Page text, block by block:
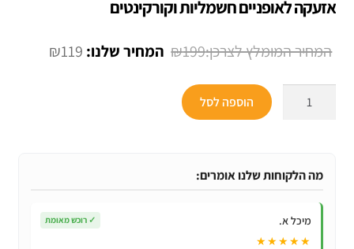
אזעקה לאופניים חשמליות וקורקינטים
₪199
המחיר
₪119 המחיר
חשמליות
הוספה לסל
מה הלקוחות שלנו אומרים:
מיכל א. ✓ רוכש מאומת
★★★★★